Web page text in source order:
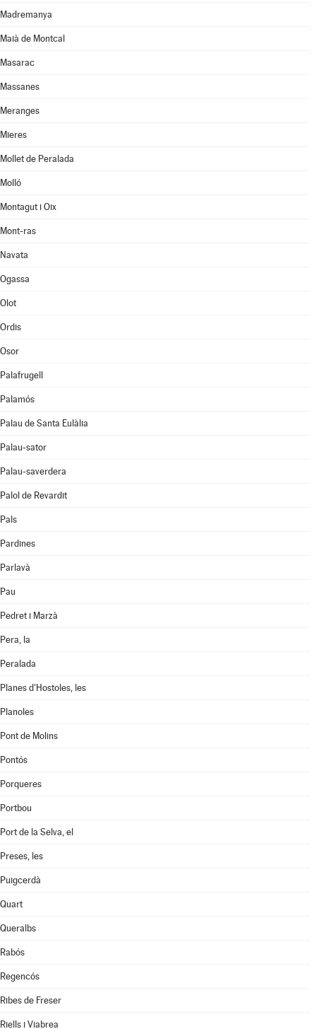
Madremanya
Maià de Montcal
Masarac
Massanes
Meranges
Mieres
Mollet de Peralada
Molló
Montagut i Oix
Mont-ras
Navata
Ogassa
Olot
Ordis
Osor
Palafrugell
Palamós
Palau de Santa Eulàlia
Palau-sator
Palau-saverdera
Palol de Revardit
Pals
Pardines
Parlavà
Pau
Pedret i Marzà
Pera, la
Peralada
Planes d'Hostoles, les
Planoles
Pont de Molins
Pontós
Porqueres
Portbou
Port de la Selva, el
Preses, les
Puigcerdà
Quart
Queralbs
Rabós
Regencós
Ribes de Freser
Riells i Viabrea